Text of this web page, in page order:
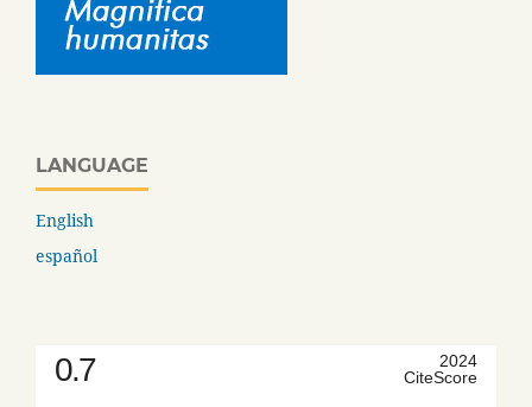
LANGUAGE
English
español
0.7
2024
CiteScore